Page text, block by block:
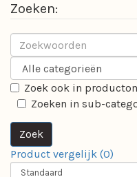
Zoeken:
Zoek ook in
Zoeken in sub-
Product vergelijk (0)